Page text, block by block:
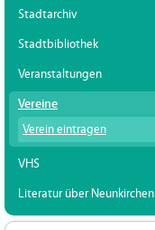
Stadtarchiv
Stadtbibliothek
Veranstaltungen
Vereine
Verein eintragen
VHS
Literatur über Neunkirchen